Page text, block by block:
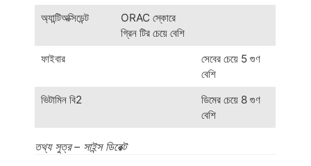
অ্যান্টিঅক্সিডেন্ট
ORAC স্কোরে
গ্রিন টির চেয়ে বেশি
ফাইবার
সেবের চেয়ে 5 গুণ
বেশি
ভিটামিন বি2
ডিমের চেয়ে 8 গুণ
বেশি
তথ্য সুত্র – সাইন্স ডিরেক্ট